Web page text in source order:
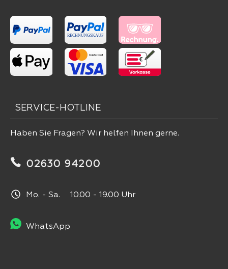
SERVICE-HOTLINE
Haben Sie Fragen? Wir helfen Ihnen gerne.
02630 94200
Mo. - Sa. 10.00 - 19.00 Uhr
WhatsApp